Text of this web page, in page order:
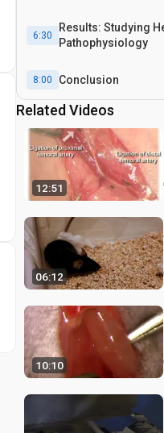
6:30
Results: Studying
Pathophysiology
8:00 Conclusion
Related Videos
12:51
06:12
10:10